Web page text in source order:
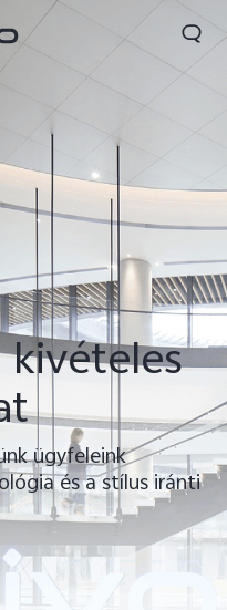
országot/régiót
kivételes
ügyfeleink
és a stílus iránti